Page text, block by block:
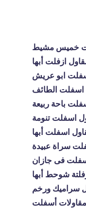
خميس مشيط
ازفلت أبها
ابو عريش
اسفلت الطائف
باحة ربيعة
اسفلت تنومة
اسفلت أبها
سراة عبيدة
فى جازان
شوحط أبها
سراميك ورخم
أسفلت